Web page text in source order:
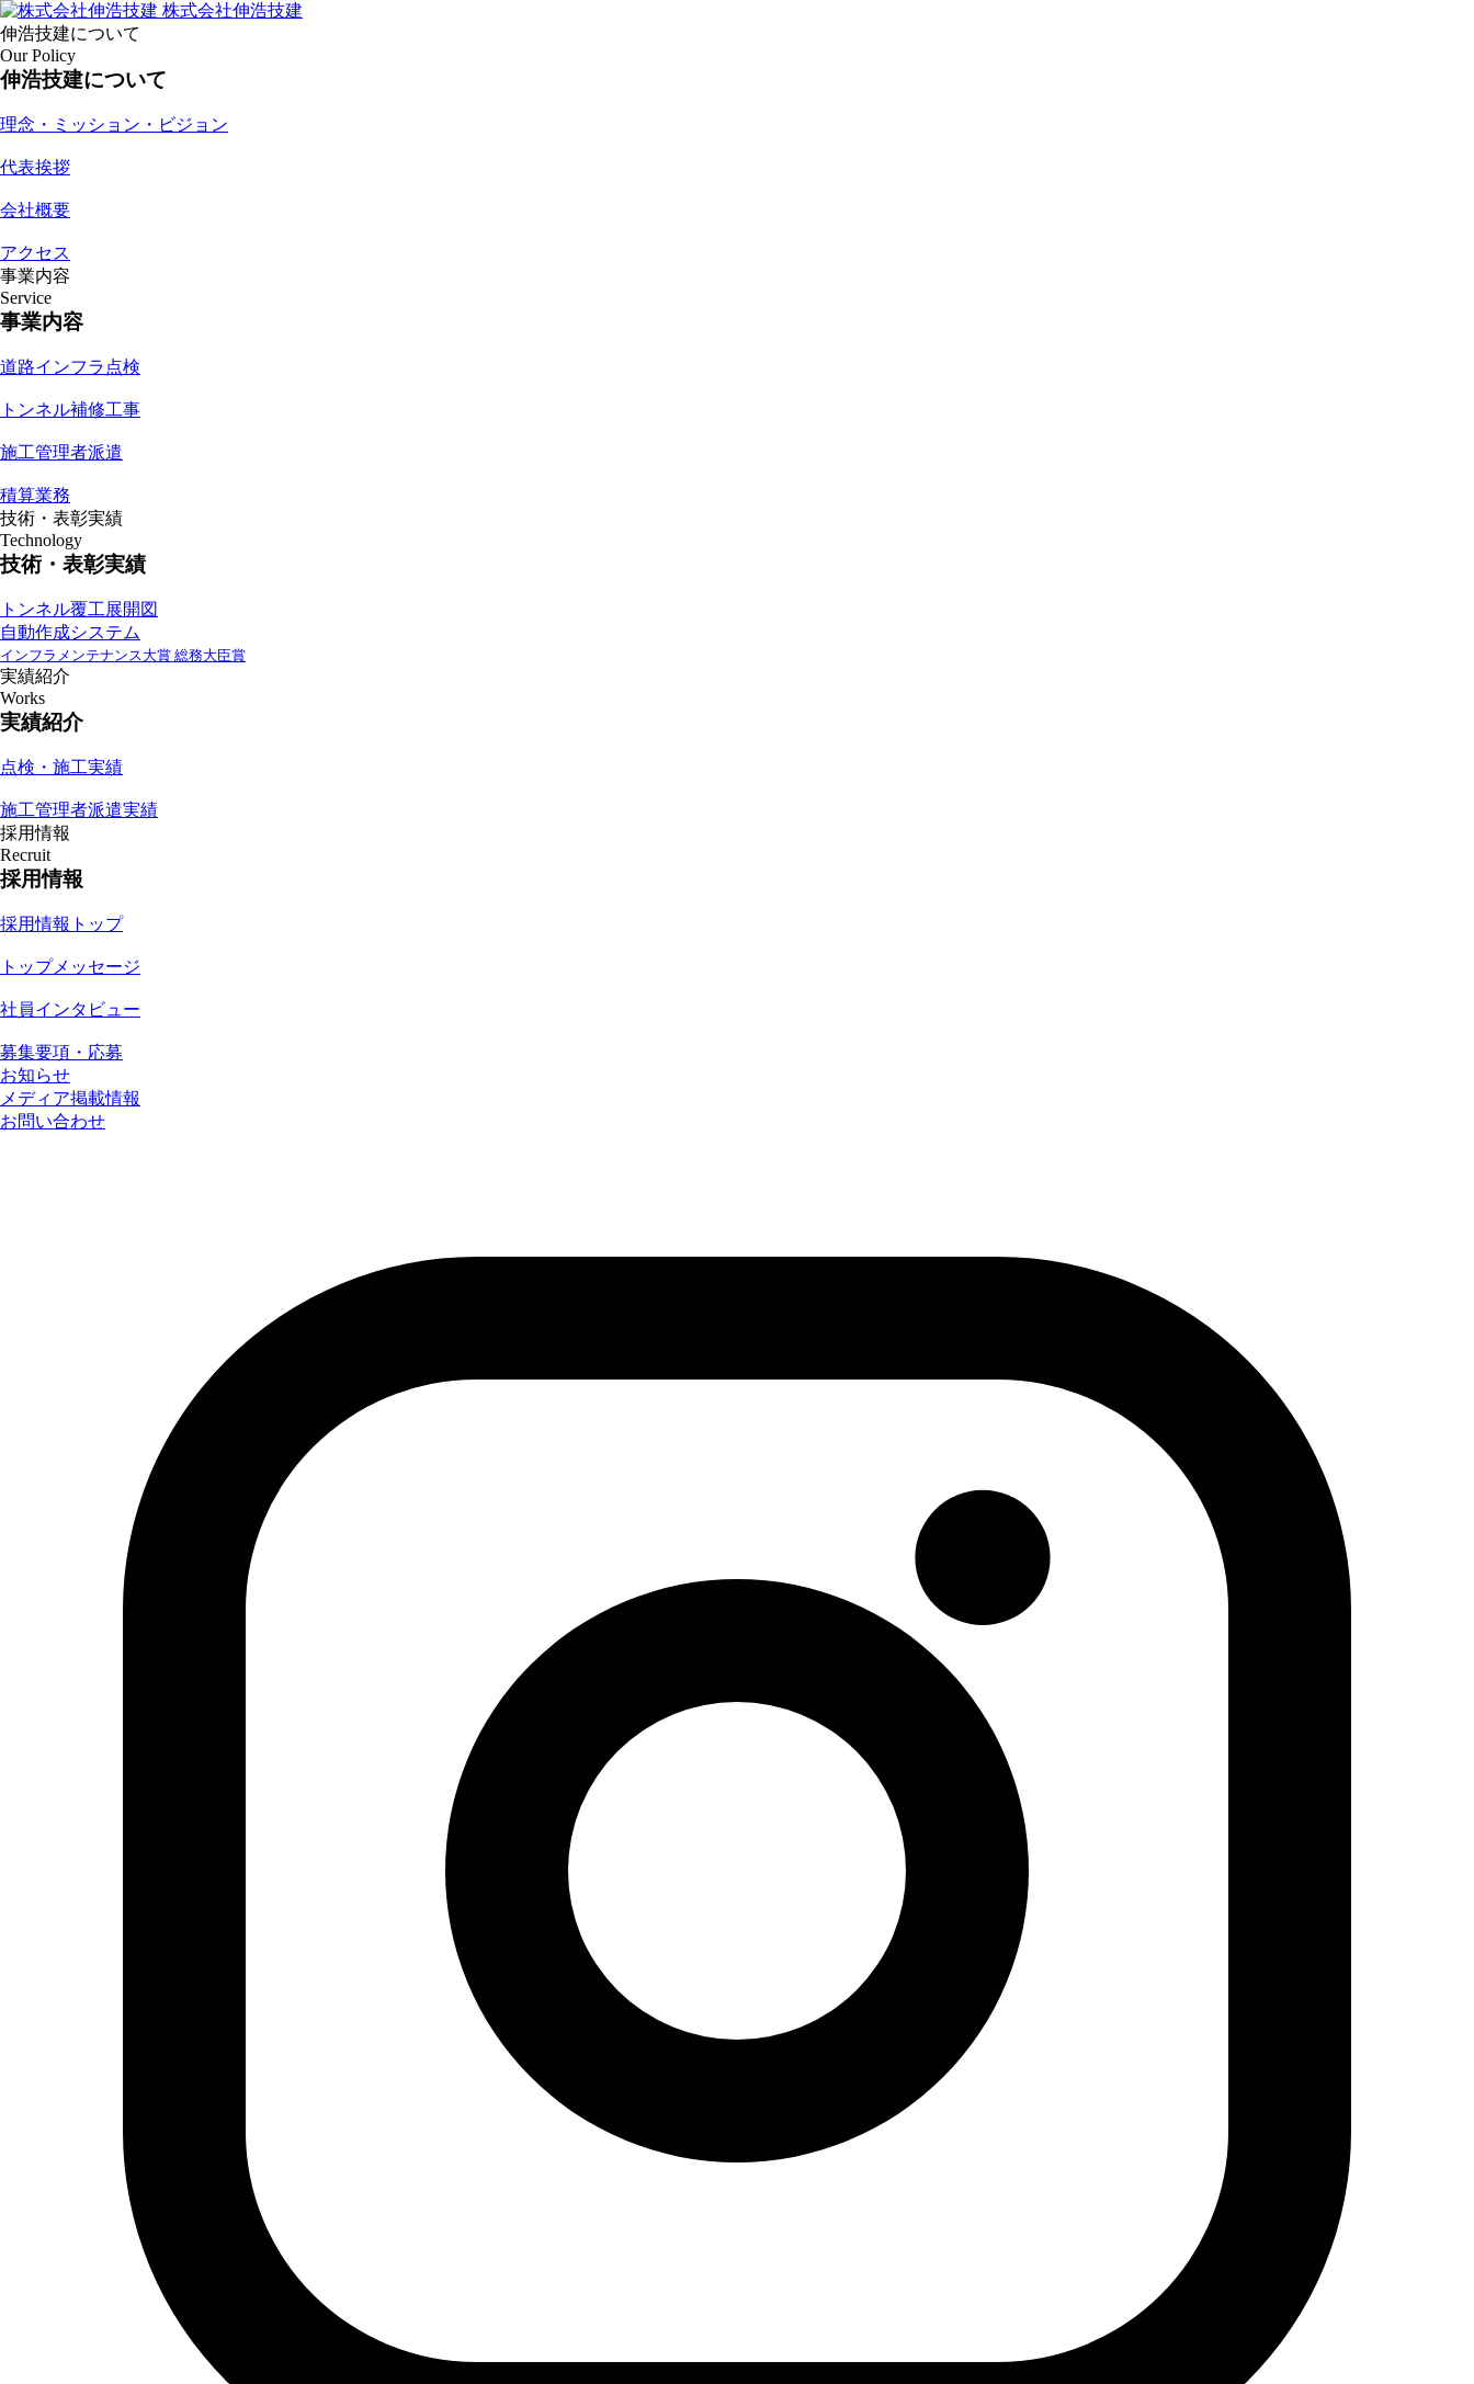
株式会社伸浩技建
伸浩技建について
Our Policy
伸浩技建について
理念・ミッション・ビジョン
代表挨拶
会社概要
アクセス
事業内容
Service
事業内容
道路インフラ点検
トンネル補修工事
施工管理者派遣
積算業務
技術・表彰実績
Technology
技術・表彰実績
トンネル覆工展開図
自動作成システム
インフラメンテナンス大賞 総務大臣賞
実績紹介
Works
実績紹介
点検・施工実績
施工管理者派遣実績
採用情報
Recruit
採用情報
採用情報トップ
トップメッセージ
社員インタビュー
募集要項・応募
お知らせ
メディア掲載情報
お問い合わせ